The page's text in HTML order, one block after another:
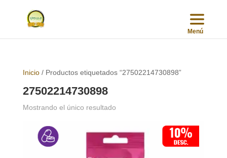
Inicio/ Productos etiquetados “27502214730898”
27502214730898
Mostrando el único resultado